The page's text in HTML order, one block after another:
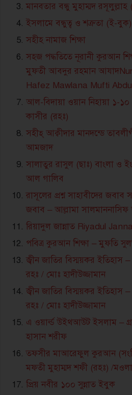
মানবতার বন্ধু মুহাম্মদ রসূলুল্লাহ
ইসলামে বন্ধুত্ব ও শত্রুতা (ই-বুক)
সহীহ নামাজ শিক্ষা
সহজ পদ্ধতিতে নূরানী কুরআন
মুফতী আবদুর রহমান
Hafez Mawlana Mufti
আল-বিদায়া ওয়ান নিহায়া ১-১০
কাসীর (রহঃ)
সহীহ্ আক্বীদার মানদন্ডে
আমজাদ
সালাতুর রাসুল (ছাঃ) বাংলা ও
আল গালিব
রাসূলের প্রশ্ন সাহাবীদের জবাব
জবাব – আল্লামা
রিয়াদুল জান্নাত Riyadul
পবিত্র কুরআন শিক্ষা – মুফতি
জ্বীন জাতির বিস্ময়কর ইতিহাস
রহঃ / মোঃ হাদীউজ্জামান
জ্বীন জাতির বিস্ময়কর ইতিহাস
রহঃ / মোঃ হাদীউজ্জামান
এ ওয়ার্ল্ড উইথআউট ইসলাম –
হাসান শরীফ
তফসীর মাআরেফুল কুরআন
মফতী মুহাম্মদ শফী (রহঃ) /
প্রিয় নবীর ১০০ সুন্নাত ইবুক